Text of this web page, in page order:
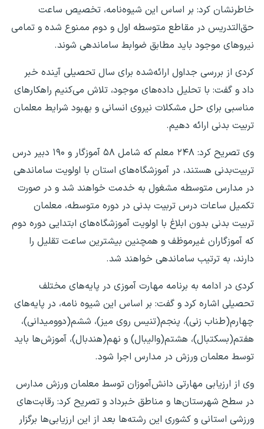
خاطرنشان کرد: بر اساس این شیوه‌نامه، تخصیص ساعت
حق‌التدریس در مقاطع متوسطه اول و دوم ممنوع شده و تمامی
نیروهای موجود باید مطابق ضوابط ساماندهی شوند.
کردی از بررسی جداول ارائه‌شده برای سال تحصیلی آینده خبر
داد و گفت: با تحلیل داده‌های موجود، تلاش می‌کنیم راهکارهای
مناسبی برای حل مشکلات نیروی انسانی و بهبود شرایط معلمان
تربیت بدنی ارائه دهیم.
وی تصریح کرد: ۲۴۸ معلم که شامل ۵۸ آموزگار و ۱۹۰ دبیر درس
تربیت‌بدنی هستند، در آموزشگاه‌های استان با اولویت ساماندهی
در مدارس متوسطه مشغول به خدمت خواهند شد و در صورت
تکمیل ساعات درس تربیت بدنی در دوره متوسطه، معلمان
تربیت بدنی بدون ابلاغ با اولویت آموزشگاه‌های ابتدایی دوره دوم
که آموزگاران غیرموظف و همچنین بیشترین ساعت تقلیل را
دارند، به ترتیب ساماندهی خواهند شد.
کردی در ادامه به برنامه مهارت آموزی در پایه‌های مختلف
تحصیلی اشاره کرد و گفت: بر اساس این شیوه نامه، در پایه‌های
چهارم(طناب زنی)، پنجم(تنیس روی میز)، ششم(دوومیدانی)،
هفتم(بسکتبال)، هشتم(والیبال) و نهم(هندبال)، آموزش‌ها باید
توسط معلمان ورزش در مدارس اجرا شود.
وی از ارزیابی مهارتی دانش‌آموزان توسط معلمان ورزش مدارس
در سطح شهرستان‌ها و مناطق خبرداد و تصریح کرد: رقابت‌های
ورزشی استانی و کشوری این رشته‌ها بعد از این ارزیابی‌ها برگزار